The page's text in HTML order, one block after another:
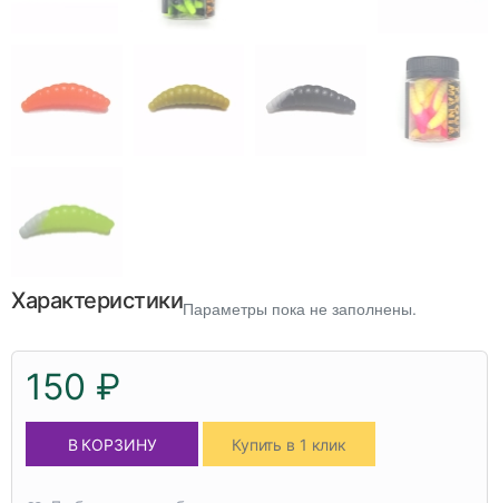
ХарактеристикиПараметры пока не заполнены.
150 ₽
В КОРЗИНУ Купить в 1 клик